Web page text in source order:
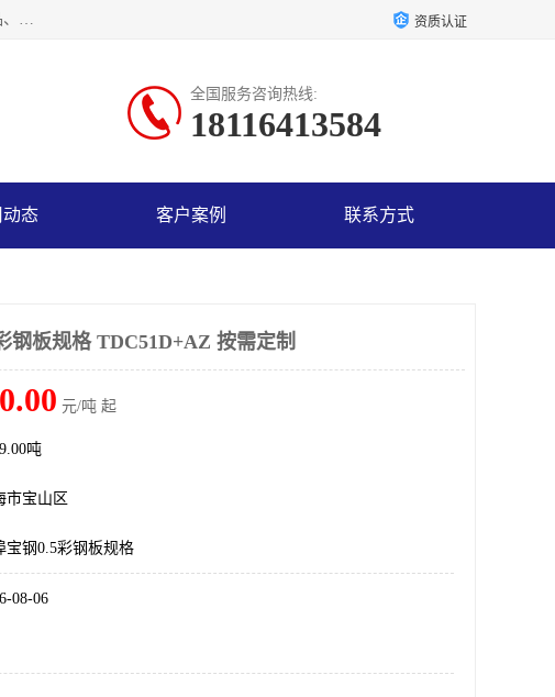
上海轩本实业有限公司成立于2017年，注册地位于上海市宝山区。经营范围包括金属材料、五金交电、建筑材料、铝合金制品、机械设备、电线电缆、装潢材料等；公司主营产品：宝钢彩钢板、宝钢彩钢卷、宝钢彩涂板、宝钢彩涂卷、宝钢高耐候彩钢板，宝钢氟碳彩钢板。是一家集钢铁贸易，物流、加工为一体的产业全配套公司。 资质认证
全国服务咨询热线:
18116413584
动态 客户案例 联系方式
钢板规格 TDC51D+AZ 按需定制
元/吨 起
吨
市宝山区
宝钢0.5彩钢板规格
08-06